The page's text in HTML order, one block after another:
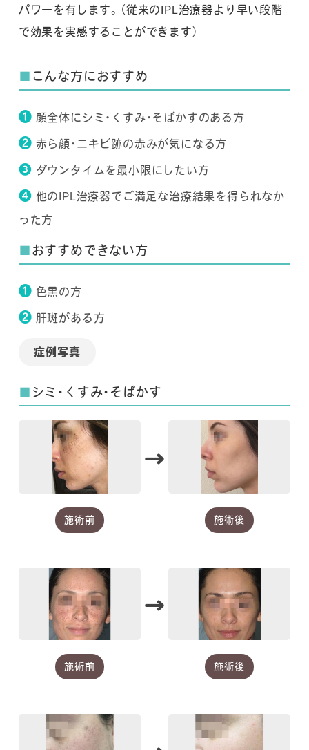
パワーを有します。（従来のIPL治療器より早い段階
で効果を実感することができます）
■ こんな方におすすめ
❶ 顔全体にシミ・くすみ・そばかすのある方
❷ 赤ら顔・ニキビ跡の赤みが気になる方
➌ ダウンタイムを最小限にしたい方
➍ 他のIPL治療器でご満足な治療結果を得られなか
った方
■おすすめできない方
❶ 色黒の方
❷ 肝斑がある方
症例写真
■ シミ・くすみ・そばかす
施術前
→
施術後
施術前
→
施術後